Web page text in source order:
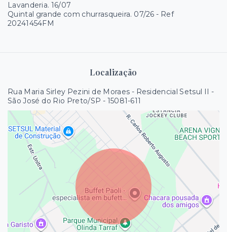
Lavanderia. 16/07
Quintal grande com churrasqueira. 07/26 - Ref
20241454FM
Localização
Rua Maria Sirley Pezini de Moraes - Residencial Setsul II -
São José do Rio Preto/SP - 15081-611